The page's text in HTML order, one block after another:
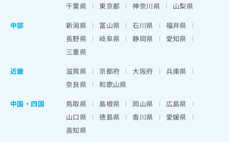
千葉県
東京都 神奈川県
山梨県
中部
新潟県 富山県 石川県
福井県
長野県
岐阜県 静岡県
愛知県
三重県
近畿
滋賀県 京都府 大阪府
兵庫県
奈良県
和歌山県
中国・四国
鳥取県 島根県 岡山県
広島県
山口県
徳島県 香川県
愛媛県
高知県